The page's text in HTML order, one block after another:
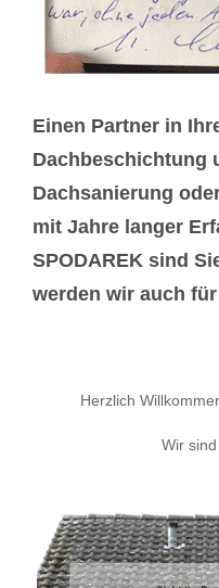
Einen Partner in
Dachbeschichtung
Dachsanierung
mit Jahre langer
SPODAREK sind
werden wir auch
Herzlich
Wir